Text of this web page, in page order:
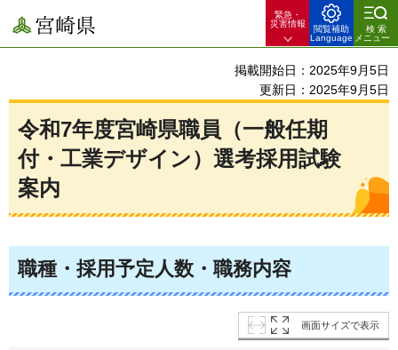
宮崎県
緊急・
災害情報
閲覧補助
Language
検索
メニュー
掲載開始日：2025年9月5日
更新日：2025年9月5日
令和7年度宮崎県職員（一般任期
付・工業デザイン）選考採用試験
案内
職種・採用予定人数・職務内容
画面サイズで表示